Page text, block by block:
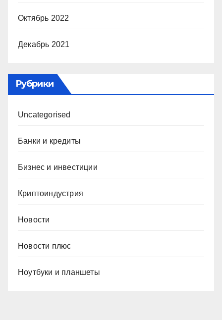
Октябрь 2022
Декабрь 2021
Рубрики
Uncategorised
Банки и кредиты
Бизнес и инвестиции
Криптоиндустрия
Новости
Новости плюс
Ноутбуки и планшеты